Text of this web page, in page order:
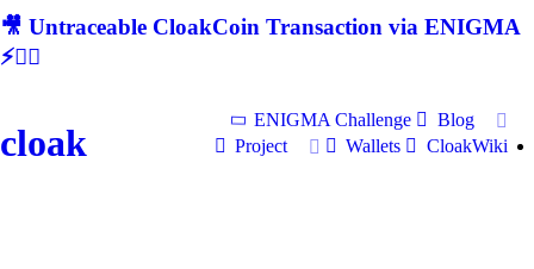
🎥 Untraceable CloakCoin Transaction via ENIGMA
⚡🕵‍♂
cloak
ENIGMA Challenge
Blog
Project
Wallets CloakWiki